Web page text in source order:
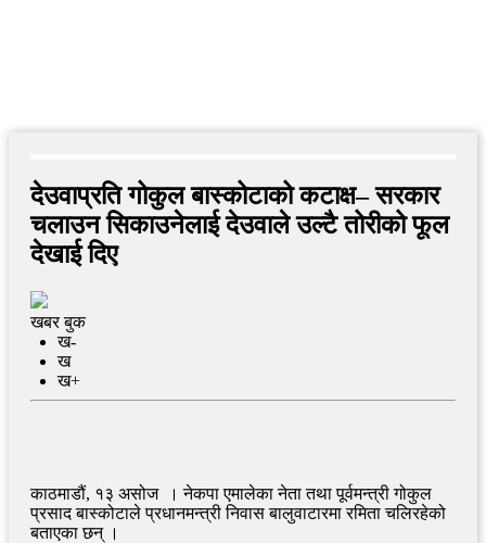
देउवाप्रति गोकुल बास्कोटाको कटाक्ष– सरकार
चलाउन सिकाउनेलाई देउवाले उल्टै तोरीको फूल
देखाई दिए
खबर बुक
ख-
ख
ख+
काठमाडौं, १३ असोज । नेकपा एमालेका नेता तथा पूर्वमन्त्री गोकुल
प्रसाद बास्कोटाले प्रधानमन्त्री निवास बालुवाटारमा रमिता चलिरहेको
बताएका छन् ।